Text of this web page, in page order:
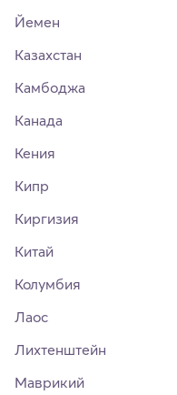
Йемен
Казахстан
Камбоджа
Канада
Кения
Кипр
Киргизия
Китай
Колумбия
Лаос
Лихтенштейн
Маврикий